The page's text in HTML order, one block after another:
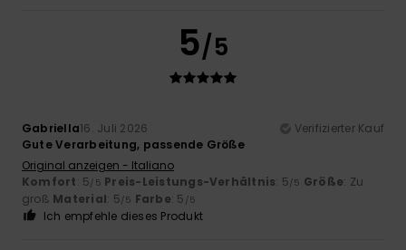
5/5
Gabriella16. Juli 2026
Verifizierter Kauf
Gute Verarbeitung, passende Größe
Original anzeigen - Italiano
Komfort: 5/5 Preis-Leistungs-Verhältnis: 5/5 Größe: Zu
groß Material: 5/5 Farbe: 5 /5
Ich empfehle dieses Produkt